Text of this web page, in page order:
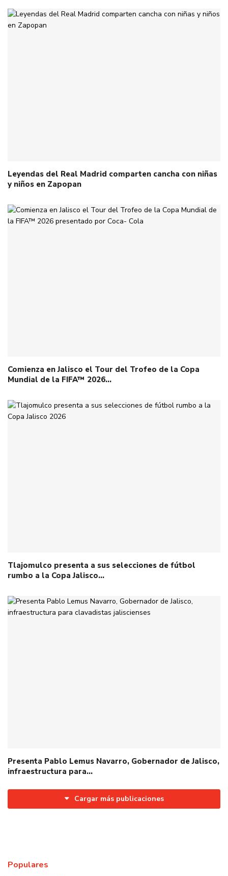
Leyendas del Real Madrid comparten cancha con niñas
y niños en Zapopan
Comienza en Jalisco el Tour del Trofeo de la Copa
Mundial de la FIFA™ 2026…
Tlajomulco presenta a sus selecciones de fútbol
rumbo a la Copa Jalisco…
Presenta Pablo Lemus Navarro, Gobernador de Jalisco,
infraestructura para…
Cargar más publicaciones
Populares